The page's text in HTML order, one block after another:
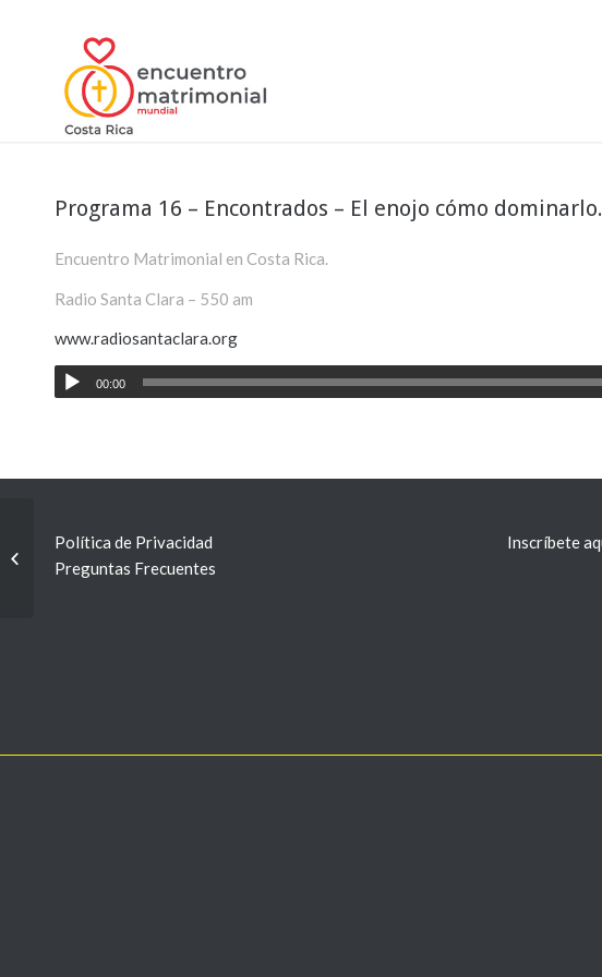
Programa 16 – Encontrados – El enojo cómo
Encuentro Matrimonial en Costa Rica.
Radio Santa Clara – 550 am
www.radiosantaclara.org
00:00
Política de Privacidad
Preguntas Frecuentes
Inscríbete
Programa 15 –
2015